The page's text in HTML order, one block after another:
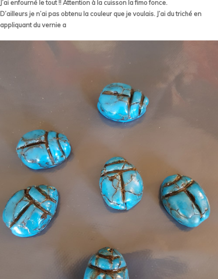
J’ai enfourné le tout !! Attention à la cuisson la fimo fonce.
D’ailleurs je n’ai pas obtenu la couleur que je voulais. J’ai du triché en
appliquant du vernie a